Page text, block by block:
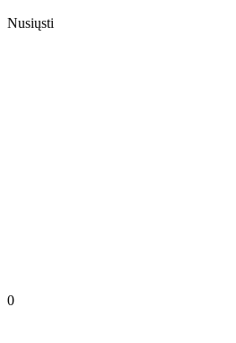
Nusiųsti
0